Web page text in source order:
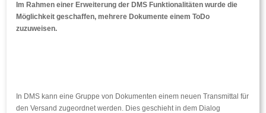
Im Rahmen einer Erweiterung der DMS Funktionalitäten wurde die
Möglichkeit geschaffen, mehrere Dokumente einem ToDo
zuzuweisen.
In DMS kann eine Gruppe von Dokumenten einem neuen Transmittal für
den Versand zugeordnet werden. Dies geschieht in dem Dialog